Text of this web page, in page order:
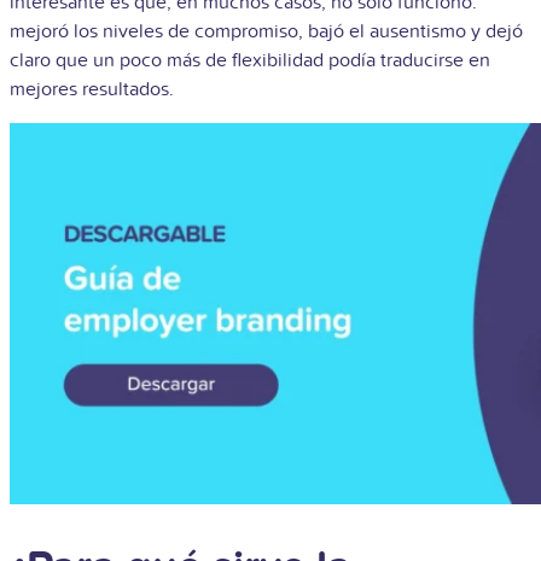
mejoró los niveles de compromiso, bajó el ausentismo y dejó
claro que un poco más de flexibilidad podía traducirse en
mejores resultados.